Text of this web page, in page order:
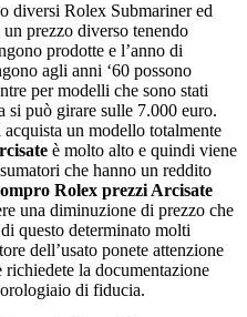
diversi Rolex Submariner ed
prezzo diverso tenendo
prodotte e l’anno di
agli anni ‘60 possono
per modelli che sono stati
si può girare sulle 7.000 euro.
un modello totalmente
è molto alto e quindi viene
che hanno un reddito
Rolex prezzi Arcisate
una diminuzione di prezzo che
questo determinato molti
dell’usato ponete attenzione
la documentazione
di fiducia.